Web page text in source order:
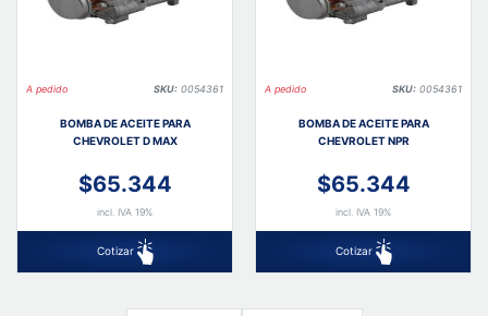
A pedido SKU: 0054361
BOMBA DE ACEITE PARA
CHEVROLET D MAX
$65.344
incl. IVA 19%
Cotizar
A pedido SKU: 0054361
BOMBA DE ACEITE PARA
CHEVROLET NPR
$65.344
incl. IVA 19%
Cotizar